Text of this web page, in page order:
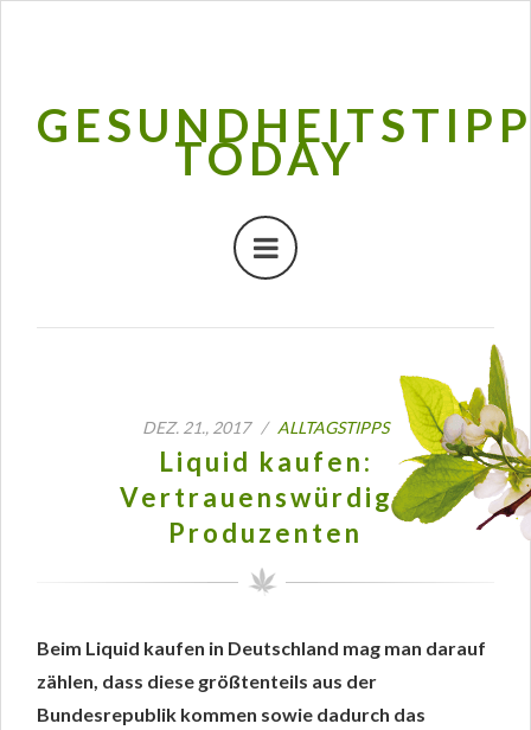
TODAY
DEZ. 21., 2017 / ALLTAGSTIPPS
Liquid kaufen:
Vertrauenswürdige
Produzenten
Beim Liquid kaufen in Deutschland mag man darauf
zählen, dass diese größtenteils aus der
Bundesrepublik kommen sowie dadurch das